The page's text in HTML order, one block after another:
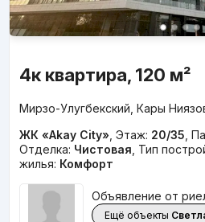
4к квартира, 120 м²
Мирзо-Улугбекский, Кары
ЖК «Akay City» Этаж: 20/35
Отделка: Чистовая Тип
жилья: Комфорт
Объявление от
Ещё объекты